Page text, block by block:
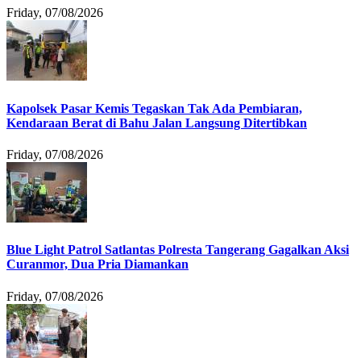
Friday, 07/08/2026
Kapolsek Pasar Kemis Tegaskan Tak Ada Pembiaran,
Kendaraan Berat di Bahu Jalan Langsung Ditertibkan
Friday, 07/08/2026
Blue Light Patrol Satlantas Polresta Tangerang Gagalkan Aksi
Curanmor, Dua Pria Diamankan
Friday, 07/08/2026